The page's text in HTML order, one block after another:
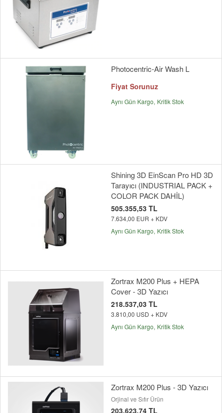
Photocentric-Air Wash L
Fiyat Sorunuz
Aynı Gün Kargo Kritik Stok
Shining 3D EinScan Pro HD 3D
Tarayıcı (INDUSTRIAL PACK +
COLOR PACK DAHİL)
505.355,53 TL
7.634,00 EUR + KDV
Aynı Gün Kargo Kritik Stok
Zortrax M200 Plus + HEPA
Cover - 3D Yazıcı
218.537,03 TL
3.810,00 USD + KDV
Aynı Gün Kargo Kritik Stok
Zortrax M200 Plus - 3D Yazıcı
Orjinal ve Sıfır Ürün
203.623,74 TL